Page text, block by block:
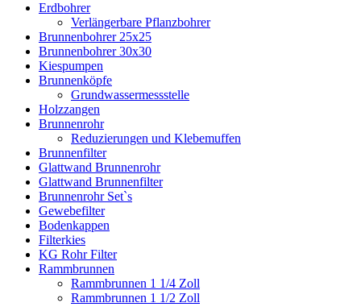
Erdbohrer
Verlängerbare Pflanzbohrer
Brunnenbohrer 25x25
Brunnenbohrer 30x30
Kiespumpen
Brunnenköpfe
Grundwassermessstelle
Holzzangen
Brunnenrohr
Reduzierungen und Klebemuffen
Brunnenfilter
Glattwand Brunnenrohr
Glattwand Brunnenfilter
Brunnenrohr Set`s
Gewebefilter
Bodenkappen
Filterkies
KG Rohr Filter
Rammbrunnen
Rammbrunnen 1 1/4 Zoll
Rammbrunnen 1 1/2 Zoll